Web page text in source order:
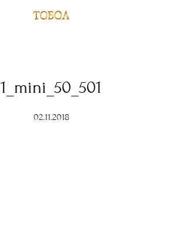
1_mini_50_501
02.11.2018